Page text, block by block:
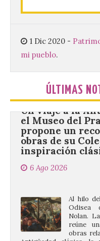
1 Dic 2020 -
mi pueblo.
ÚLTIMAS
todos
su tradicional
hasta el próximo 6 […]
Un viaje a la
el Museo del
obras de su
inspiración
6 Ago 2026
reúne
obras
Antigüedad clásica,
viajes, que se
evocador tema de La […]